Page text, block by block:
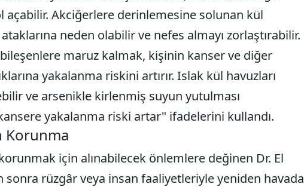
açabilir. Akciğerlere derinlemesine solunan kül
neden olabilir ve nefes almayı zorlaştırabilir.
maruz kalmak, kişinin kanser ve diğer
yakalanma riskini artırır. Islak kül havuzları
ve arsenikle kirlenmiş suyun yutulması
yakalanma riski artar" ifadelerini kullandı.
Korunma
için alınabilecek önlemlere değinen Dr. El
sonra rüzgâr veya insan faaliyetleriyle yeniden havada